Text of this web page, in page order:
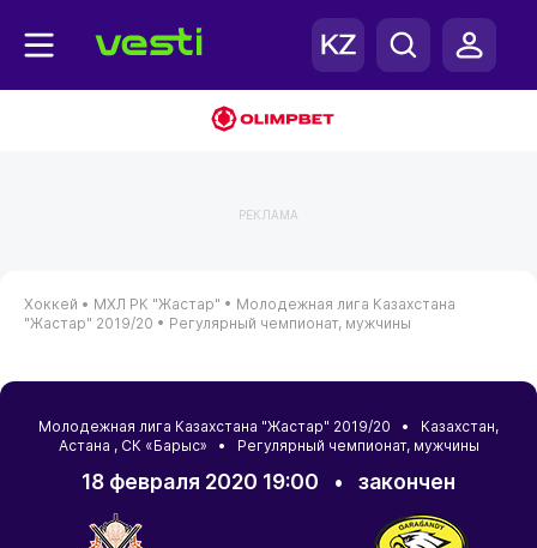
РЕКЛАМА
Хоккей • МХЛ РК "Жастар" • Молодежная лига Казахстана
"Жастар" 2019/20 • Регулярный чемпионат, мужчины
Молодежная лига Казахстана "Жастар" 2019/20 • Казахстан,
Астана , СК «Барыс» • Регулярный чемпионат, мужчины
18 февраля 2020 19:00 • закончен